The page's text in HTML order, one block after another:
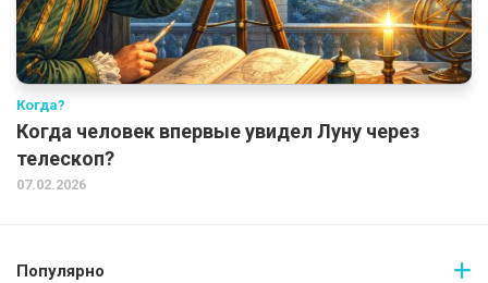
Когда?
Когда человек впервые увидел Луну через
телескоп?
07.02.2026
Популярно